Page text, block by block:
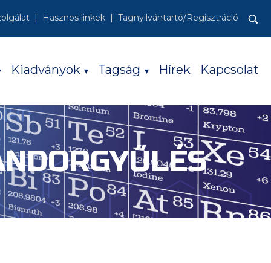
Hasznos linkek
Tagnyilvántartó/Regisztráció
Keresés:
Kiadványok Tagság Hírek Kapcsolat